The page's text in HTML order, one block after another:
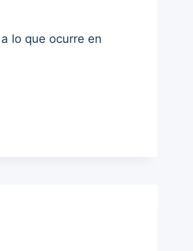
lo que ocurre en